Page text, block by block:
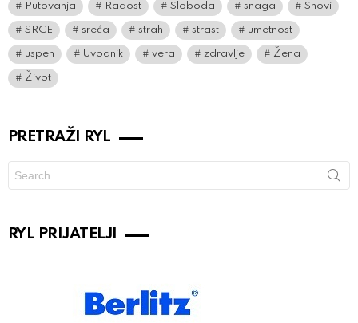
Putovanja Radost Sloboda snaga Snovi
SRCE sreća strah strast umetnost
uspeh Uvodnik vera zdravlje Žena
Život
PRETRAŽI RYL
for:
RYL PRIJATELJI